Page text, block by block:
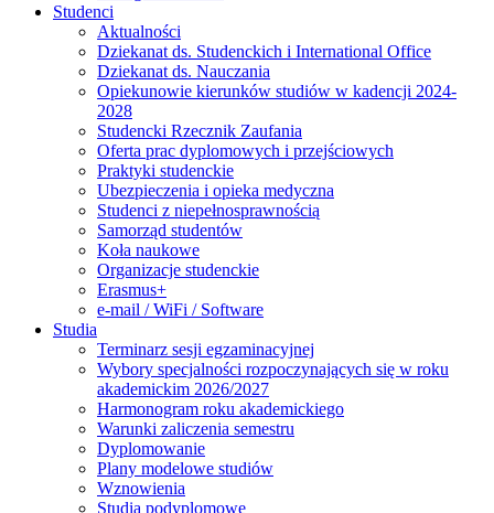
Studenci
Aktualności
Dziekanat ds. Studenckich i International Office
Dziekanat ds. Nauczania
Opiekunowie kierunków studiów w kadencji 2024-
2028
Studencki Rzecznik Zaufania
Oferta prac dyplomowych i przejściowych
Praktyki studenckie
Ubezpieczenia i opieka medyczna
Studenci z niepełnosprawnością
Samorząd studentów
Koła naukowe
Organizacje studenckie
Erasmus+
e-mail / WiFi / Software
Studia
Terminarz sesji egzaminacyjnej
Wybory specjalności rozpoczynających się w roku
akademickim 2026/2027
Harmonogram roku akademickiego
Warunki zaliczenia semestru
Dyplomowanie
Plany modelowe studiów
Wznowienia
Studia podyplomowe